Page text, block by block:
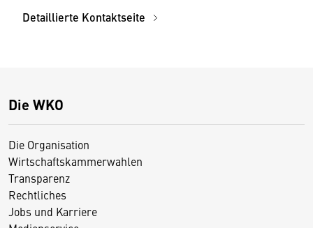
Detaillierte Kontaktseite
Die WKO
Die Organisation
Wirtschaftskammerwahlen
Transparenz
Rechtliches
Jobs und Karriere